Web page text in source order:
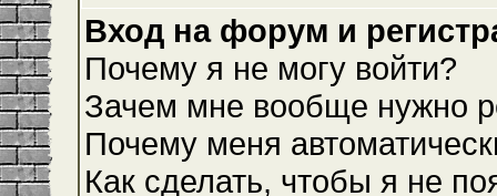
Вход на форум и
Почему я не могу войти?
Зачем мне вообще нужно
Почему меня
Как сделать, чтобы я не